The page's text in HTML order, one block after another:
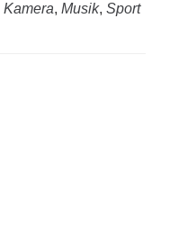
Kamera, Musik, Sport